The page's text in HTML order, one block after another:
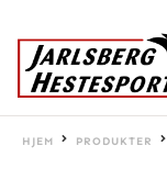
HJEM PRODUKTER